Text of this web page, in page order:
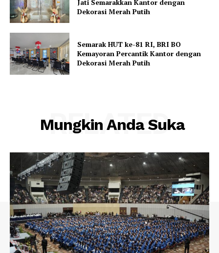
Jati Semarakkan Kantor dengan
Dekorasi Merah Putih
Semarak HUT ke-81 RI, BRI BO
Kemayoran Percantik Kantor dengan
Dekorasi Merah Putih
Mungkin Anda Suka
RELATED